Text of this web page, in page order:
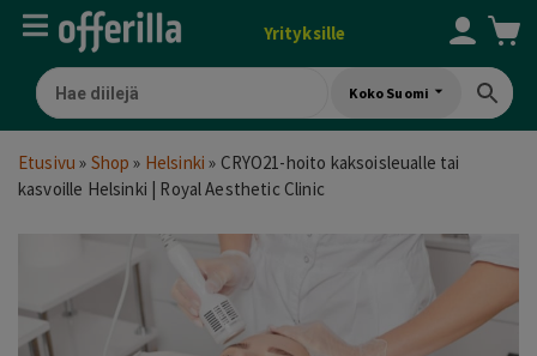
Yrityksille
Koko Suomi
Etusivu » Shop » Helsinki » CRYO21-hoito kaksoisleualle tai
kasvoille Helsinki | Royal Aesthetic Clinic